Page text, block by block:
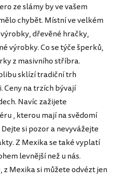
ze slámy by ve vašem
chybět. Místní ve velkém
dřevěné hračky,
výrobky. Co se týče šperků,
z masivního stříbra.
sklízí tradiční trh
na trzích bývají
Navíc zažijete
, kterou mají na svědomí
si pozor a nevyvážejte
Z Mexika se také vyplatí
levnější než u nás.
Mexika si můžete odvézt jen